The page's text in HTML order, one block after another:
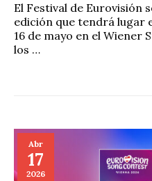
El Festival de Eurovisión
edición que tendrá lugar
16 de mayo en el Wiener
los …
Abr
17
2026